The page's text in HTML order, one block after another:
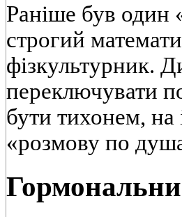
Раніше був один
строгий
фізкультурник.
переключувати
бути тихонем,
«розмову по